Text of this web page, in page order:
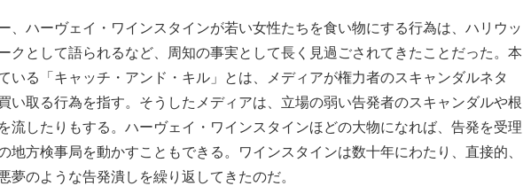
、ハーヴェイ・ワインスタインが若い女性たちを食い物にする行為は、ハリウッ
クとして語られるなど、周知の事実として長く見過ごされてきたことだった。本
いる「キャッチ・アンド・キル」とは、メディアが権力者のスキャンダルネタ
い取る行為を指す。そうしたメディアは、立場の弱い告発者のスキャンダルや根
流したりもする。ハーヴェイ・ワインスタインほどの大物になれば、告発を受理
地方検事局を動かすこともできる。ワインスタインは数十年にわたり、直接的、
夢のような告発潰しを繰り返してきたのだ。